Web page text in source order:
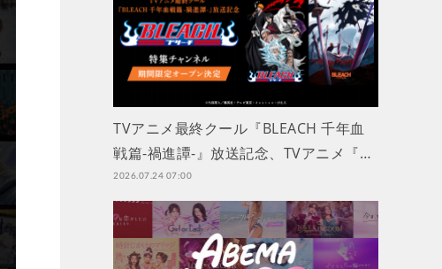
TVアニメ最終クール『BLEACH 千年血
戦篇-禍進譚-』放送記念、TVアニメ『…
2026.07.24 07:00